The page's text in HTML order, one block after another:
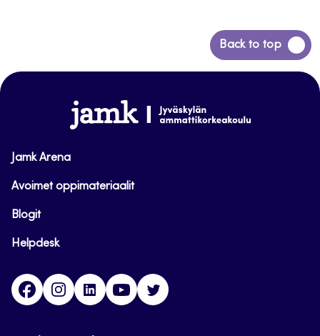
Back to top
Siirry
takaisin
www.jamk.fi
Jamk Arena
Avoimet oppimateriaalit
Blogit
Helpdesk
FacebookInstagram
LinkedInYoutube